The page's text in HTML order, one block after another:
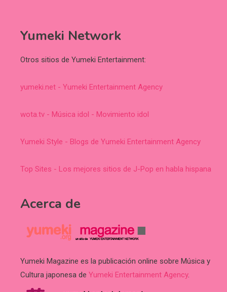
Yumeki Network
Otros sitios de Yumeki Entertainment:
yumeki.net - Yumeki Entertainment Agency
wota.tv - Música idol - Movimiento idol
Yumeki Style - Blogs de Yumeki Entertainment Agency
Top Sites - Los mejores sitios de J-Pop en habla hispana
Acerca de
Yumeki Magazine es la publicación online sobre Música y
Cultura japonesa de Yumeki Entertainment Agency.